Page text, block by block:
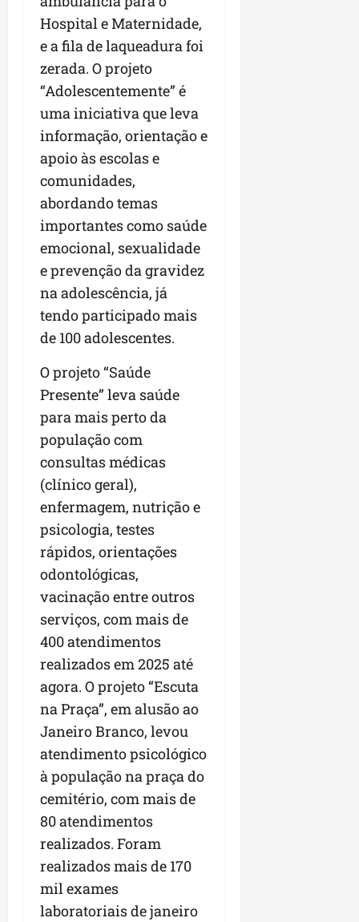
Hospital e Maternidade,
e a fila de laqueadura foi
zerada. O projeto
“Adolescentemente” é
uma iniciativa que leva
informação, orientação e
apoio às escolas e
comunidades,
abordando temas
importantes como saúde
emocional, sexualidade
e prevenção da gravidez
na adolescência, já
tendo participado mais
de 100 adolescentes.
O projeto “Saúde
Presente” leva saúde
para mais perto da
população com
consultas médicas
(clínico geral),
enfermagem, nutrição e
psicologia, testes
rápidos, orientações
odontológicas,
vacinação entre outros
serviços, com mais de
400 atendimentos
realizados em 2025 até
agora. O projeto “Escuta
na Praça”, em alusão ao
Janeiro Branco, levou
atendimento psicológico
à população na praça do
cemitério, com mais de
80 atendimentos
realizados. Foram
realizados mais de 170
mil exames
laboratoriais de janeiro